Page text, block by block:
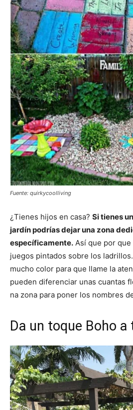
Fuente: quirkycoolliving
¿Tienes hijos en casa? Si tienes
jardín podrías dejar una zona
específicamente. Así que por
juegos pintados sobre los
mucho color para que llame la
pueden diferenciar unas cuantas
na zona para poner los nombres
Da un toque Boho a